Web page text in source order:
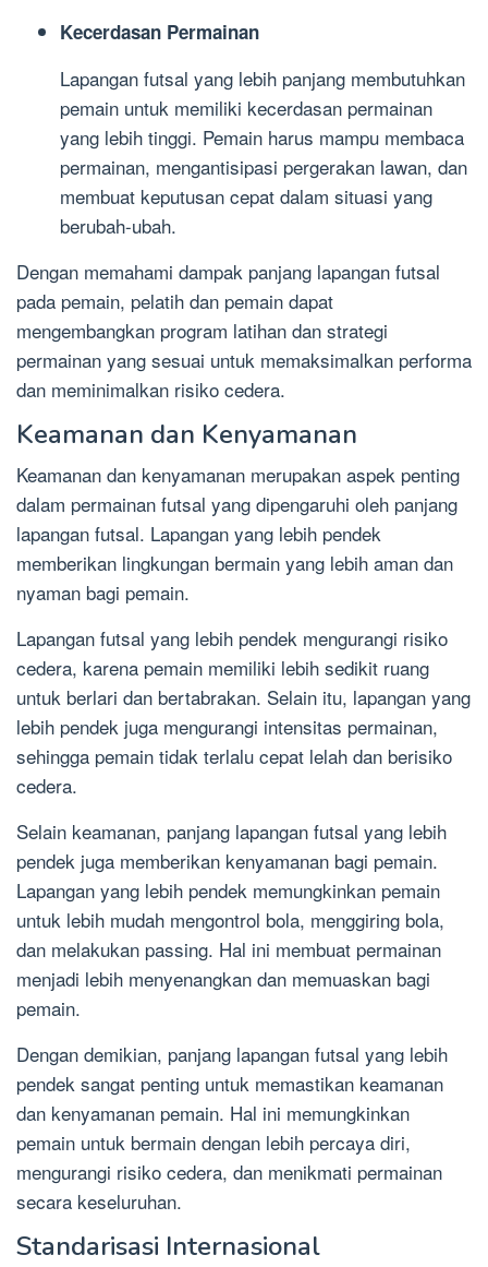
Kecerdasan Permainan
Lapangan futsal yang lebih panjang membutuhkan
pemain untuk memiliki kecerdasan permainan
yang lebih tinggi. Pemain harus mampu membaca
permainan, mengantisipasi pergerakan lawan, dan
membuat keputusan cepat dalam situasi yang
berubah-ubah.
Dengan memahami dampak panjang lapangan futsal
pada pemain, pelatih dan pemain dapat
mengembangkan program latihan dan strategi
permainan yang sesuai untuk memaksimalkan performa
dan meminimalkan risiko cedera.
Keamanan dan Kenyamanan
Keamanan dan kenyamanan merupakan aspek penting
dalam permainan futsal yang dipengaruhi oleh panjang
lapangan futsal. Lapangan yang lebih pendek
memberikan lingkungan bermain yang lebih aman dan
nyaman bagi pemain.
Lapangan futsal yang lebih pendek mengurangi risiko
cedera, karena pemain memiliki lebih sedikit ruang
untuk berlari dan bertabrakan. Selain itu, lapangan yang
lebih pendek juga mengurangi intensitas permainan,
sehingga pemain tidak terlalu cepat lelah dan berisiko
cedera.
Selain keamanan, panjang lapangan futsal yang lebih
pendek juga memberikan kenyamanan bagi pemain.
Lapangan yang lebih pendek memungkinkan pemain
untuk lebih mudah mengontrol bola, menggiring bola,
dan melakukan passing. Hal ini membuat permainan
menjadi lebih menyenangkan dan memuaskan bagi
pemain.
Dengan demikian, panjang lapangan futsal yang lebih
pendek sangat penting untuk memastikan keamanan
dan kenyamanan pemain. Hal ini memungkinkan
pemain untuk bermain dengan lebih percaya diri,
mengurangi risiko cedera, dan menikmati permainan
secara keseluruhan.
Standarisasi Internasional